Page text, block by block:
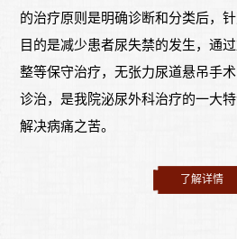
的治疗原则是明确诊断和分类后，
目的是减少患者尿失禁的发生，通
整等保守治疗，无张力尿道悬吊手
诊治，是我院泌尿外科治疗的一大
解决病痛之苦。
了解详情